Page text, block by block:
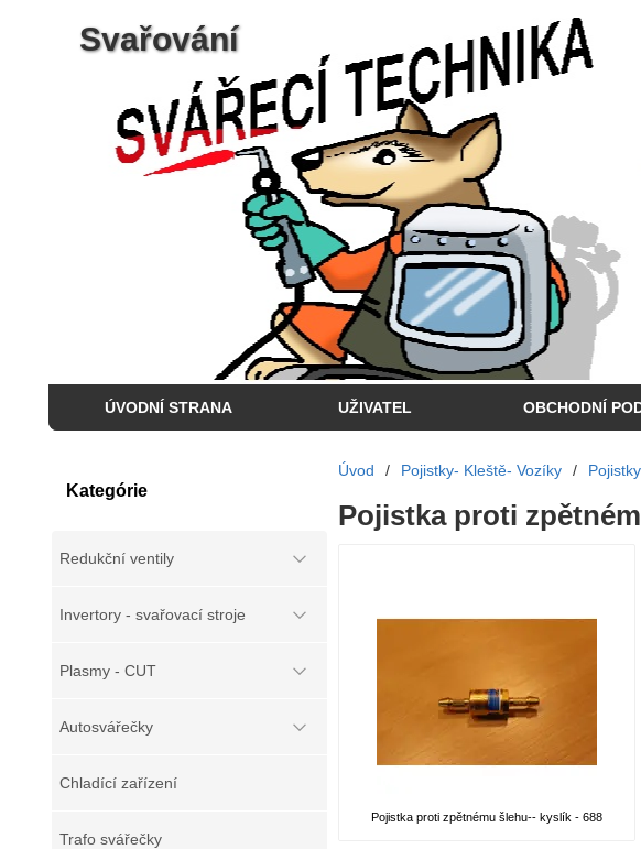
Svařování
ÚVODNÍ STRANA UŽIVATEL OBCHODNÍ
Kategórie
Redukční ventily
Invertory - svařovací stroje
Plasmy - CUT
Autosvářečky
Chladící zařízení
Trafo svářečky
Úvod / Pojistky- Kleště- Vozíky / Pojistky
Pojistka proti
Pojistka proti zpětnému šlehu-- kyslík - 688